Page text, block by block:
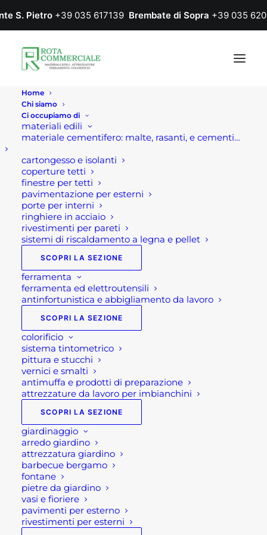
S. Pietro +39 035 617139 Brembate di Sopra +39 035
Home
Chi siamo
Ci occupiamo di
materiali edili
materiale cementifero: malte, rasanti, e cementi…
cartongesso e isolanti
coperture tetti
finestre per tetti
pavimentazione per esterni
porte per interni
ringhiere in acciaio
rivestimenti per pareti
sistemi di riscaldamento a legna e pellet
SCOPRI LA SEZIONE
ferramenta
ferramenta ed elettroutensili
antinfortunistica e abbigliamento da lavoro
SCOPRI LA SEZIONE
colorificio
sistema tintometrico
pittura e stucchi
vernici e smalti
antimuffa e prodotti di preparazione
attrezzature da lavoro per imbianchini
SCOPRI LA SEZIONE
giardinaggio
arredo giardino
attrezzatura giardino
barbecue bergamo
fontane
pietre da giardino
vasi e fioriere
pavimenti per esterno
rivestimenti per esterni
IN
PERGOLA RETRATTILE
MOTORIZZATA 3 X 4 CON
LED